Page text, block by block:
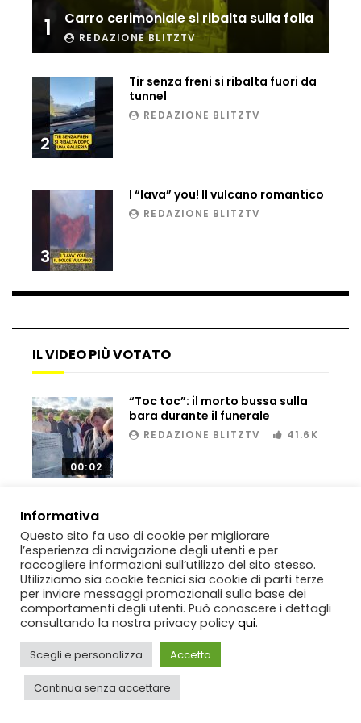
Ucraina, ecco come gli F16 intercettano
i droni russi
Tir bloccato sul passaggio a livello:
treno lo distrugge
all’improvviso
Auto fuori controllo in Guatemala,
tragedia a Petén
Russia sotto zero: fiumi congelati e navi
rompighiaccio a Mosca
Bombe russe sulle montagne per creare
valanghe e proteggere i turisti
viadotto
Tradisce la moglie e lo legano con lo
scotch a un albero
Tentano di salvarla dalla seggiovia, ma
il piano fallisce
1 Carro cerimoniale si ribalta sulla folla
REDAZIONE BLITZTV
2
Tir senza freni si ribalta fuori da
tunnel
REDAZIONE BLITZTV
3
I “lava” you! Il vulcano romantico
REDAZIONE BLITZTV
IL VIDEO PIÙ VOTATO
00:02
“Toc toc”: il morto bussa sulla
bara durante il funerale
REDAZIONE BLITZTV 41.6K
CopyrightBlitzTV© 2019-2025 SIGNOVia Rabolini, 13 Milano - P.IVA
IT11812250154. Tutti i diritti sono riservati.
Informativa
Questo sito fa uso di cookie per migliorare
l’esperienza di navigazione degli utenti e per
raccogliere informazioni sull’utilizzo del sito stesso.
Utilizziamo sia cookie tecnici sia cookie di parti terze
per inviare messaggi promozionali sulla base dei
comportamenti degli utenti. Può conoscere i dettagli
consultando la nostra privacy policy qui.
Scegli e personalizza Accetta
Continua senza accettare